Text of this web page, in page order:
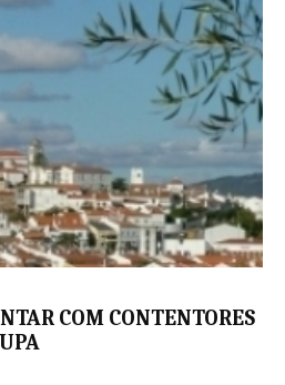
COM CONTENTORES